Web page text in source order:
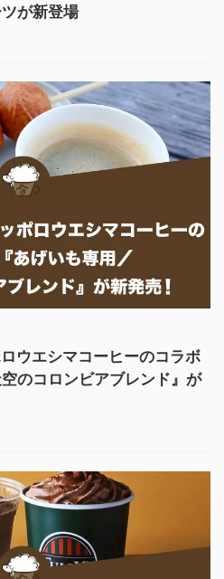
が新登場
ウエシマコーヒーのコラボ
のコロンビアブレンド』が